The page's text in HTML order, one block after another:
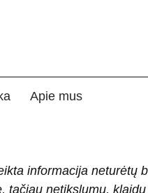
Apie mus
informacija neturėtų
tačiau netikslumų,